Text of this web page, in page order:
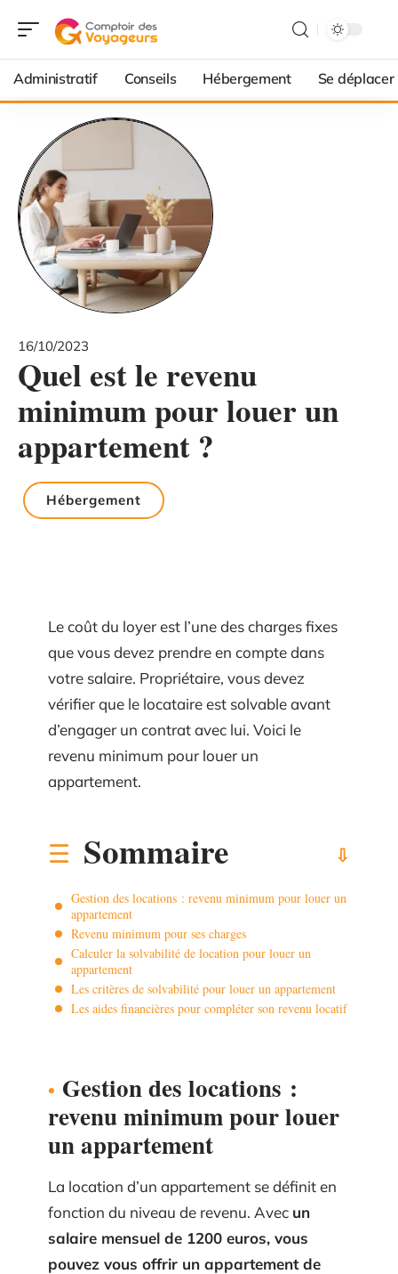
Administratif Conseils Hébergement Se déplacer
16/10/2023
Quel est le revenu
minimum pour louer un
appartement ?
Hébergement
Le coût du loyer est l’une des charges fixes
que vous devez prendre en compte dans
votre salaire. Propriétaire, vous devez
vérifier que le locataire est solvable avant
d’engager un contrat avec lui. Voici le
revenu minimum pour louer un
appartement.
Sommaire
Gestion des locations : revenu minimum pour louer un
appartement
Revenu minimum pour ses charges
Calculer la solvabilité de location pour louer un
appartement
Les critères de solvabilité pour louer un appartement
Les aides financières pour compléter son revenu locatif
Gestion des locations :
revenu minimum pour louer
un appartement
La location d’un appartement se définit en
fonction du niveau de revenu. Avec un
salaire mensuel de 1200 euros, vous
pouvez vous offrir un appartement de